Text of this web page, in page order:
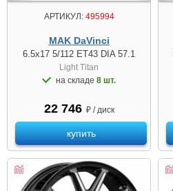
АРТИКУЛ:495994
MAK DaVinci
6.5x17 5/112 ET43 DIA 57.1
Light Titan
на складе 8 шт.
22 746 ₽ / диск
купить